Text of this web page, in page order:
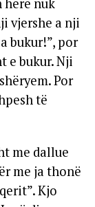
herë nuk
vjershe a nji
bukur!”, por
e bukur. Nji
Por
të
me dallue
me ja thonë
Kjo